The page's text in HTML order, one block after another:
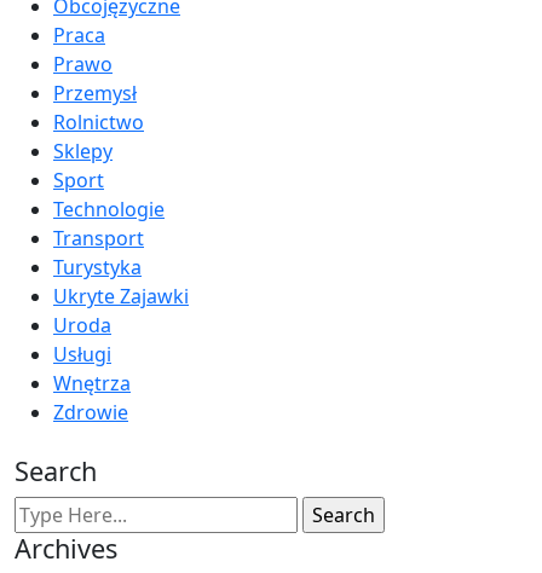
Obcojęzyczne
Praca
Prawo
Przemysł
Rolnictwo
Sklepy
Sport
Technologie
Transport
Turystyka
Ukryte Zajawki
Uroda
Usługi
Wnętrza
Zdrowie
Search
Archives